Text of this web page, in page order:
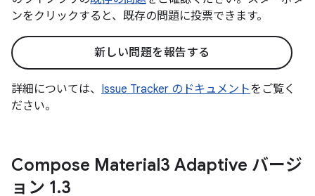
ンをクリックすると、既存の問題に投票できます。
新しい問題を報告する
詳細については、 Issue Tracker のドキュメントをご覧く
ださい。
Compose Material3 Adaptive バージ
ョン 1.3